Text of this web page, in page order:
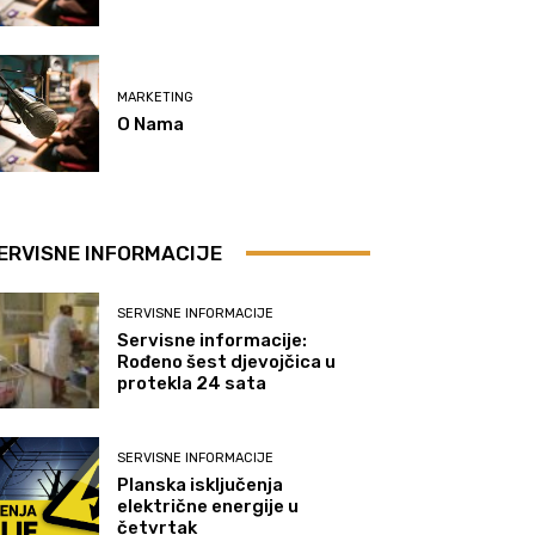
MARKETING
O Nama
INFORMACIJE
SERVISNE INFORMACIJE
Servisne informacije:
Rođeno šest djevojčica u
protekla 24 sata
SERVISNE INFORMACIJE
Planska isključenja
električne energije u
četvrtak